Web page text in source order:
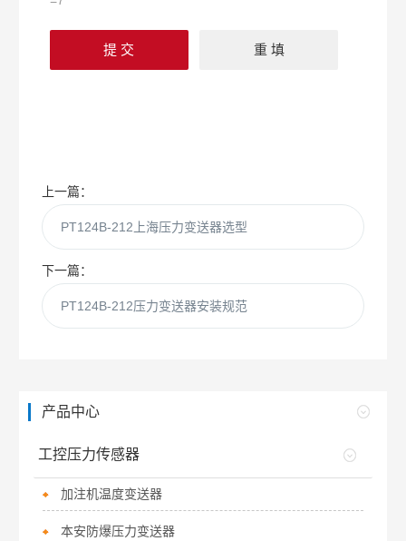
上一篇：
PT124B-212上海压力变送器选型
下一篇：
PT124B-212压力变送器安装规范
产品中心
工控压力传感器
加注机温度变送器
本安防爆压力变送器